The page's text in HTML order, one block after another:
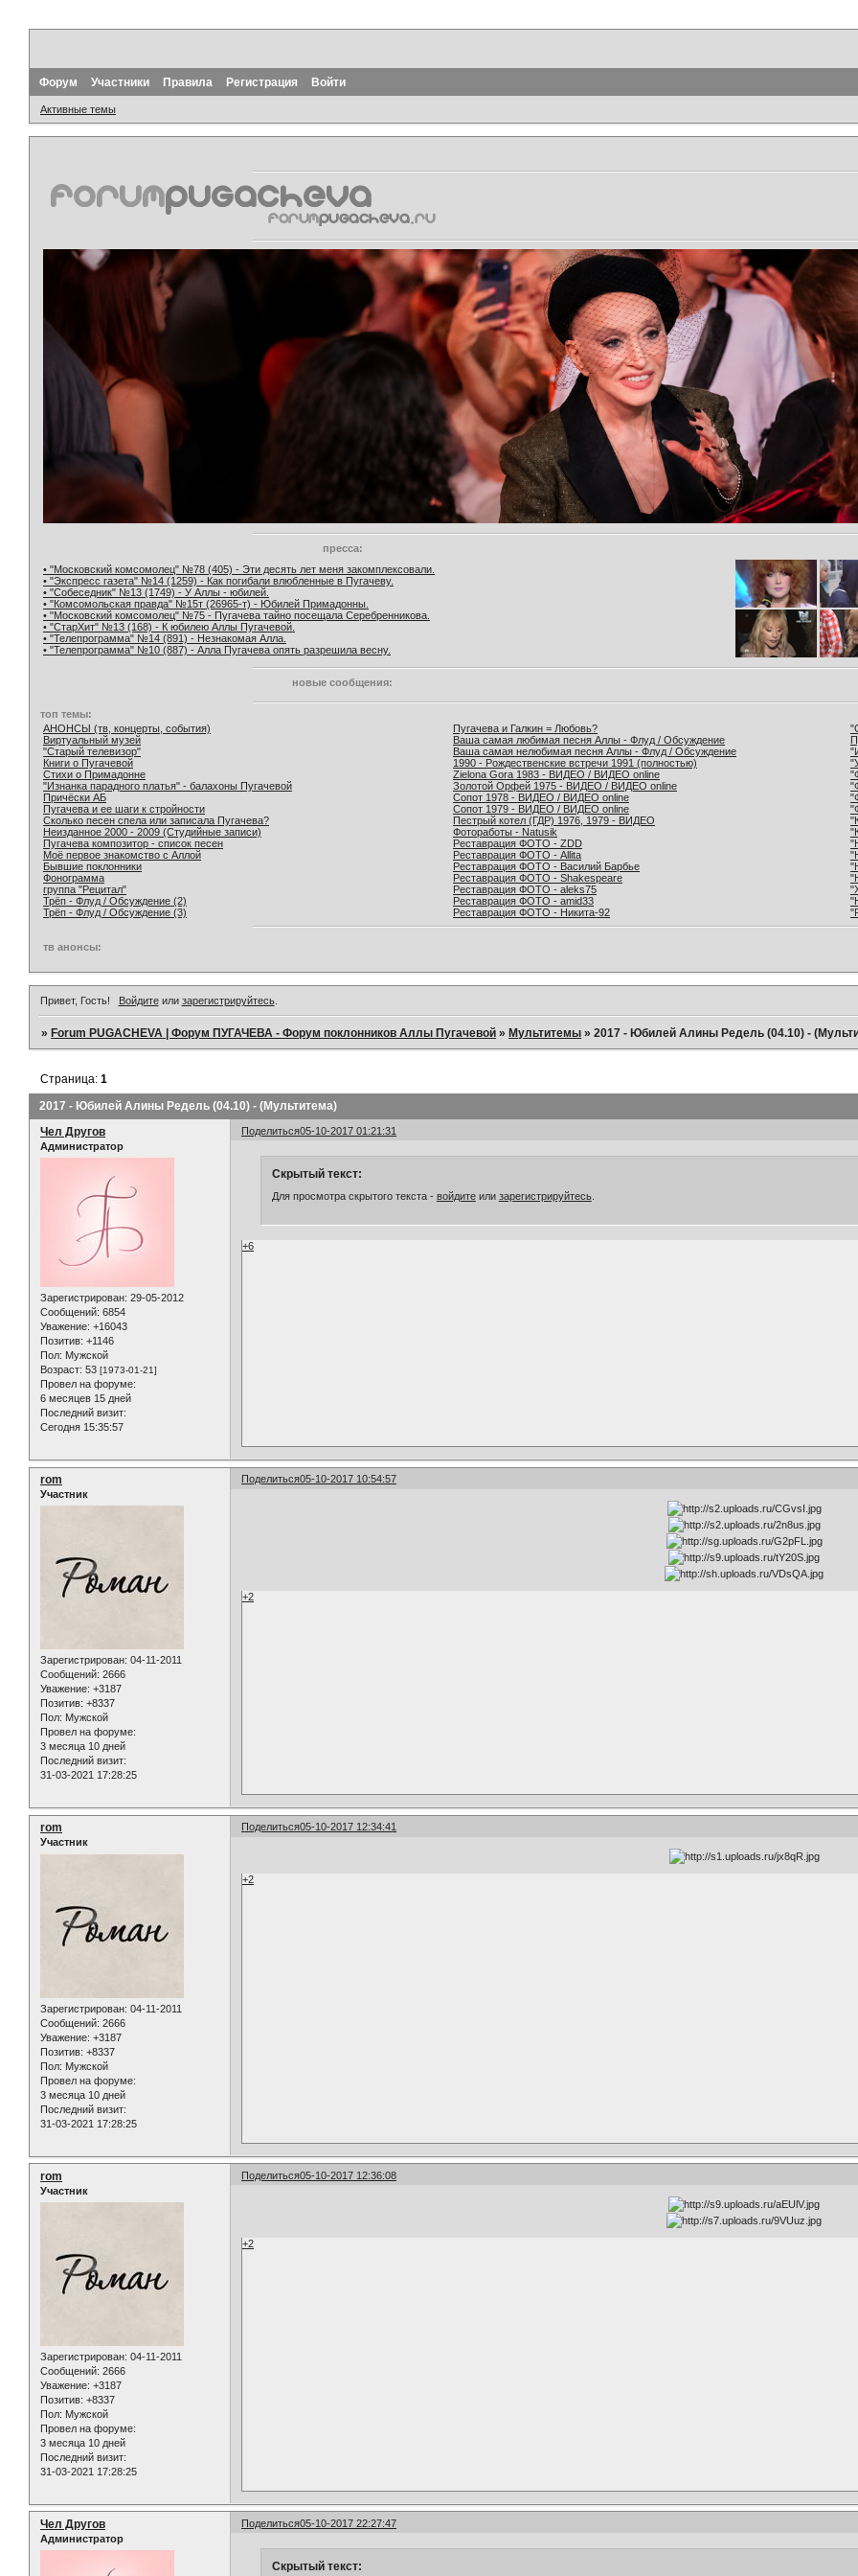
Форум Участники Правила Регистрация Войти
Активные темы
пресса:
• "Московский комсомолец" №78 (405) - Эти десять лет меня закомплексовали.
• "Экспресс газета" №14 (1259) - Как погибали влюбленные в Пугачеву.
• "Собеседник" №13 (1749) - У Аллы - юбилей.
• "Комсомольская правда" №15т (26965-т) - Юбилей Примадонны.
• "Московский комсомолец" №75 - Пугачева тайно посещала Серебренникова.
• "СтарХит" №13 (168) - К юбилею Аллы Пугачевой.
• "Телепрограмма" №14 (891) - Незнакомая Алла.
• "Телепрограмма" №10 (887) - Алла Пугачева опять разрешила весну.
новые сообщения:
топ темы:
АНОНСЫ (тв, концерты, события)
Виртуальный музей
"Старый телевизор"
Книги о Пугачевой
Стихи о Примадонне
"Изнанка парадного платья" - балахоны Пугачевой
Причёски АБ
Пугачева и ее шаги к стройности
Сколько песен спела или записала Пугачева?
Неизданное 2000 - 2009 (Студийные записи)
Пугачева композитор - список песен
Моё первое знакомство с Аллой
Бывшие поклонники
Фонограмма
группа "Рецитал"
Трёп - Флуд / Обсуждение (2)
Трёп - Флуд / Обсуждение (3)
Пугачева и Галкин = Любовь?
Ваша самая любимая песня Аллы - Флуд / Обсуждение
Ваша самая нелюбимая песня Аллы - Флуд / Обсуждение
1990 - Рождественские встречи 1991 (полностью)
Zielona Gora 1983 - ВИДЕО / ВИДЕО online
Золотой Орфей 1975 - ВИДЕО / ВИДЕО online
Сопот 1978 - ВИДЕО / ВИДЕО online
Сопот 1979 - ВИДЕО / ВИДЕО online
Пестрый котел (ГДР) 1976, 1979 - ВИДЕО
Фотоработы - Natusik
Реставрация ФОТО - ZDD
Реставрация ФОТО - Allita
Реставрация ФОТО - Василий Барбье
Реставрация ФОТО - Shakespeare
Реставрация ФОТО - aleks75
Реставрация ФОТО - amid33
Реставрация ФОТО - Никита-92
тв анонсы:
Привет, Гость! Войдитеили зарегистрируйтесь.
»Forum PUGACHEVA | Форум ПУГАЧЕВА - Форум поклонников Аллы Пугачевой »Мультитемы »2017 - Юбилей Алины Редель (04.10) -
2017 - Юбилей Алины Редель (04.10) - (Мультитема)
Страница:1
Поделиться05-10-2017 01:21:31
Чел Другов
Администратор
Зарегистрирован: 29-05-2012
Сообщений: 6854
Уважение: +16043
Позитив: +1146
Пол: Мужской
Возраст: 53 [1973-01-21]
Провел на форуме:
6 месяцев 15 дней
Последний визит:
Сегодня 15:35:57
Скрытый текст:
Для просмотра скрытого текста - войдитеили зарегистрируйтесь.
+6
Поделиться05-10-2017 10:54:57
rom
Участник
Зарегистрирован: 04-11-2011
Сообщений: 2666
Уважение: +3187
Позитив: +8337
Пол: Мужской
Провел на форуме:
3 месяца 10 дней
Последний визит:
31-03-2021 17:28:25
+2
Поделиться05-10-2017 12:34:41
rom
Участник
Зарегистрирован: 04-11-2011
Сообщений: 2666
Уважение: +3187
Позитив: +8337
Пол: Мужской
Провел на форуме:
3 месяца 10 дней
Последний визит:
31-03-2021 17:28:25
+2
Поделиться05-10-2017 12:36:08
rom
Участник
Зарегистрирован: 04-11-2011
Сообщений: 2666
Уважение: +3187
Позитив: +8337
Пол: Мужской
Провел на форуме:
3 месяца 10 дней
Последний визит:
31-03-2021 17:28:25
+2
Поделиться05-10-2017 22:27:47
Чел Другов
Администратор
Скрытый текст: